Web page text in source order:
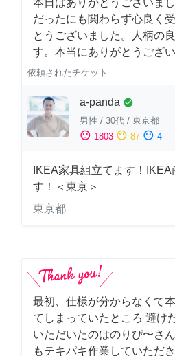
本日はありがとうございま
だったにも関わらず心良く
とうございました。人柄の
す。本当にありがとうござ
依頼されたチケット
a-panda check_circle
男性 / 30代 / 東京都
sentiment_satisfied 1803 sentiment_neutral 87 sentiment_dissatisfied 4
IKEA家具組立てます！
す！＜東京＞
東京都
最初、仕様が分からなくて
てしまっていたところ 避け
いただいたのはのりぴ〜さ
もテキパキ作業していただ